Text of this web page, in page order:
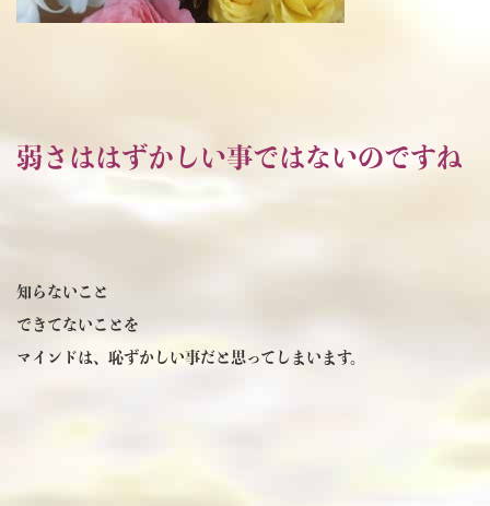
弱さははずかしい事ではないのですね
知らないこと
できてないことを
マインドは、恥ずかしい事だと思ってしまいます。